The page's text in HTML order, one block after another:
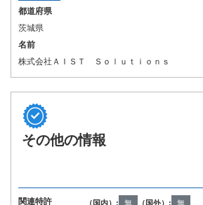
都道府県
茨城県
名前
株式会社ＡＩＳＴ Ｓｏｌｕｔｉｏｎｓ
その他の情報
関連特許 （国内）: 無 （国外）: 無